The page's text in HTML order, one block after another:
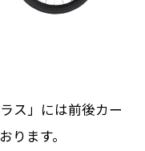
ス」には前後カー
ります。